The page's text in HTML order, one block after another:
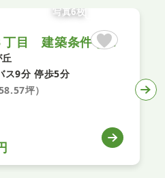
写真6枚
生駒市喜里が丘３丁目 建築条件なし土地
ス9分 停歩5分
坪）